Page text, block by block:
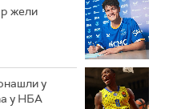
жели
у
у НБА